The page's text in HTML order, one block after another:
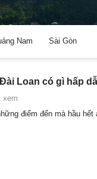
Nam Sài Gòn
Loan có gì hấp
xem
điểm đến mà hầu hết